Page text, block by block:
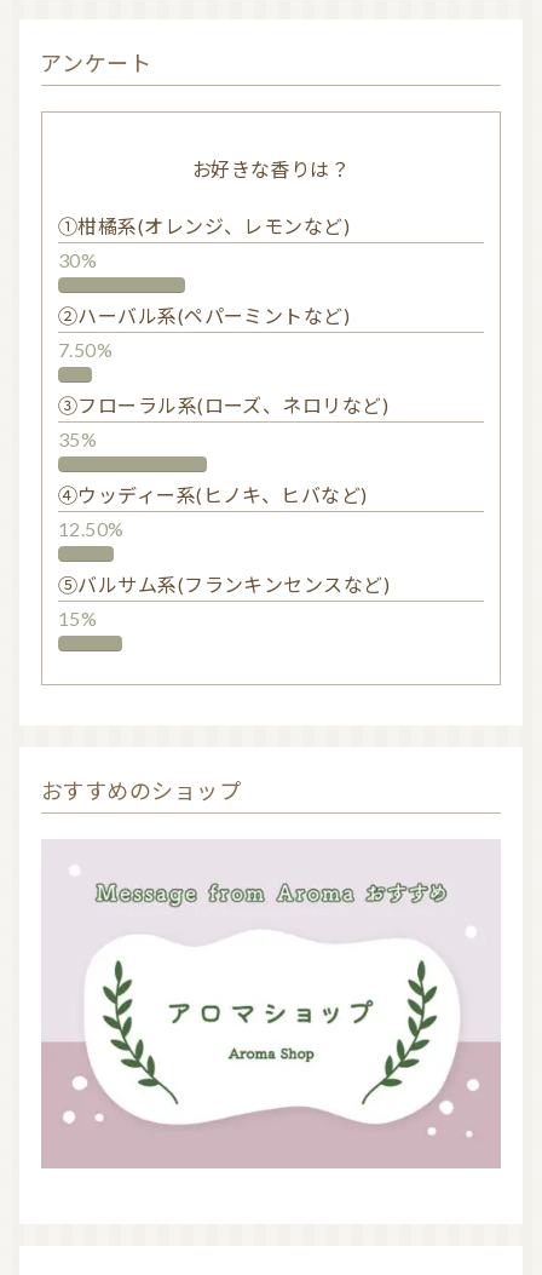
アンケート
お好きな香りは？
①柑橘系(オレンジ、レモンなど)
30%
②ハーバル系(ペパーミントなど)
7.50%
③フローラル系(ローズ、ネロリなど)
35%
④ウッディー系(ヒノキ、ヒバなど)
12.50%
⑤バルサム系(フランキンセンスなど)
15%
おすすめのショップ